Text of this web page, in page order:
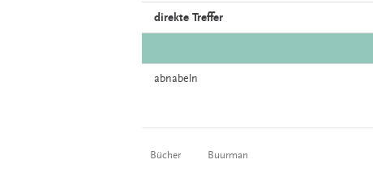
direkte Treffer
abnabeln
Bücher Buurman